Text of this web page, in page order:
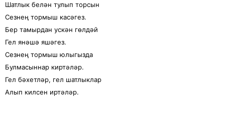
Шатлык белән тулып торсын
Сезнең тормыш касәгез.
Бер тамырдан ускән гөлдәй
Гел янәшә яшәгез.
Сезнең тормыш юлыгызда
Булмасыннар киртәләр.
Гел бәхетләр, гел шатлыклар
Алып килсен иртәләр.